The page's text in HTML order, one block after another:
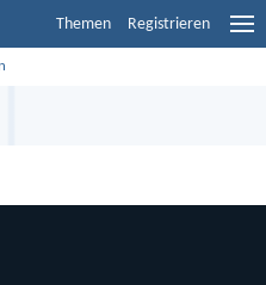
Themen Registrieren